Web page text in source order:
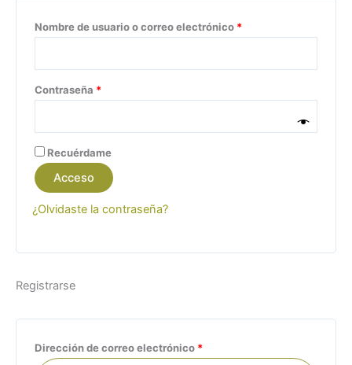
Nombre de usuario o correo electrónico *
Contraseña *
Recuérdame
Acceso
¿Olvidaste la contraseña?
Registrarse
Dirección de correo electrónico *